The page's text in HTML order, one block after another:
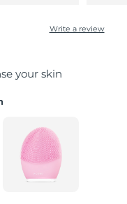
Write a review
your skin